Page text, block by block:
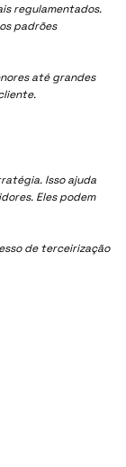
regulamentados.
padrões
até grandes
Isso ajuda
Eles podem
de terceirização